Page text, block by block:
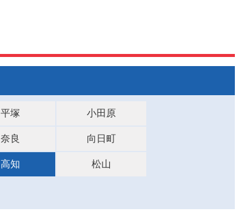
平塚 小田原
奈良 向日町
高知 松山